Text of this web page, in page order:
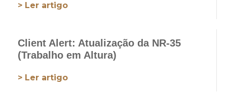
> Ler artigo
Client Alert: Atualização da NR-35
(Trabalho em Altura)
> Ler artigo